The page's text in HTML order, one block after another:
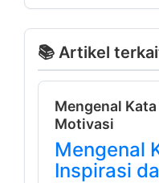
📚 Artikel
Mengenal
Motivasi
Mengenal
Inspirasi